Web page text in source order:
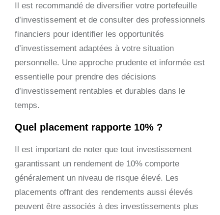
Il est recommandé de diversifier votre portefeuille
d’investissement et de consulter des professionnels
financiers pour identifier les opportunités
d’investissement adaptées à votre situation
personnelle. Une approche prudente et informée est
essentielle pour prendre des décisions
d’investissement rentables et durables dans le
temps.
Quel placement rapporte 10% ?
Il est important de noter que tout investissement
garantissant un rendement de 10% comporte
généralement un niveau de risque élevé. Les
placements offrant des rendements aussi élevés
peuvent être associés à des investissements plus